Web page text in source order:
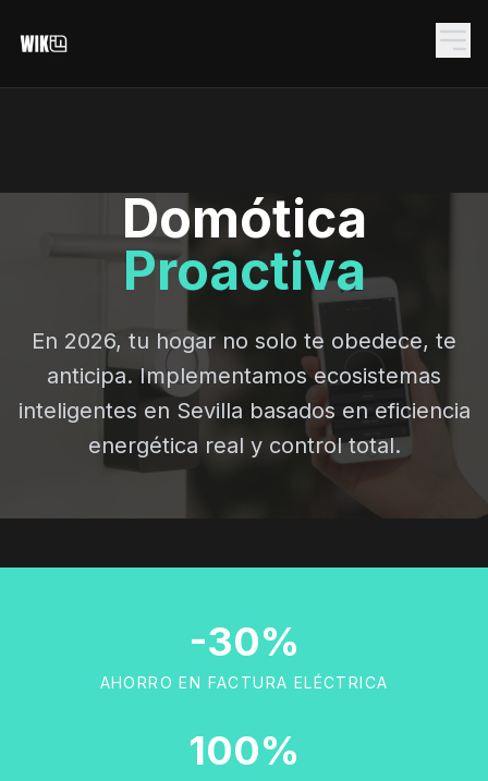
Domótica
Proactiva
En 2026, tu hogar no solo te obedece, te
anticipa. Implementamos ecosistemas
inteligentes en Sevilla basados en eficiencia
energética real y control total.
-30%
AHORRO EN FACTURA ELÉCTRICA
100%